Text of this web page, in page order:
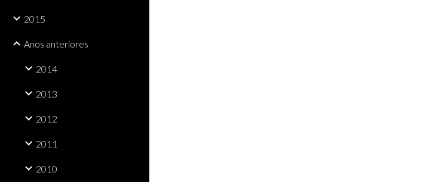
2015
Anos anteriores
2014
2013
2012
2011
2010